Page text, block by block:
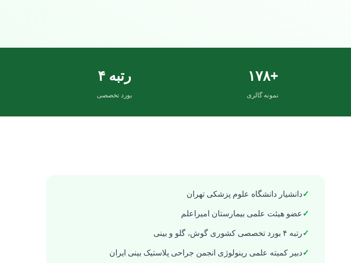
+۱۷۸
نمونه گالری
رتبه ۴
بورد تخصصی
✓دانشیار دانشگاه علوم پزشکی تهران
✓عضو هیئت علمی بیمارستان امیراعلم
✓رتبه ۴ بورد تخصصی کشوری گوش، گلو و بینی
✓دبیر کمیته علمی رینولوژی انجمن جراحی پلاستیک بینی ایران